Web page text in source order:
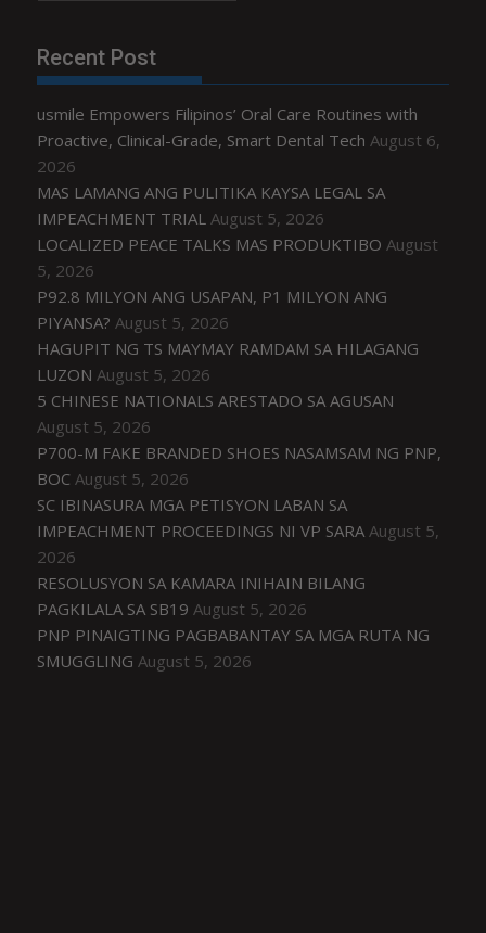
Recent Post
usmile Empowers Filipinos’ Oral Care Routines with
Proactive, Clinical-Grade, Smart Dental Tech August 6,
2026
MAS LAMANG ANG PULITIKA KAYSA LEGAL SA
IMPEACHMENT TRIAL August 5, 2026
LOCALIZED PEACE TALKS MAS PRODUKTIBO August
5, 2026
P92.8 MILYON ANG USAPAN, P1 MILYON ANG
PIYANSA? August 5, 2026
HAGUPIT NG TS MAYMAY RAMDAM SA HILAGANG
LUZON August 5, 2026
5 CHINESE NATIONALS ARESTADO SA AGUSAN
August 5, 2026
P700-M FAKE BRANDED SHOES NASAMSAM NG PNP,
BOC August 5, 2026
SC IBINASURA MGA PETISYON LABAN SA
IMPEACHMENT PROCEEDINGS NI VP SARA August 5,
2026
RESOLUSYON SA KAMARA INIHAIN BILANG
PAGKILALA SA SB19 August 5, 2026
PNP PINAIGTING PAGBABANTAY SA MGA RUTA NG
SMUGGLING August 5, 2026